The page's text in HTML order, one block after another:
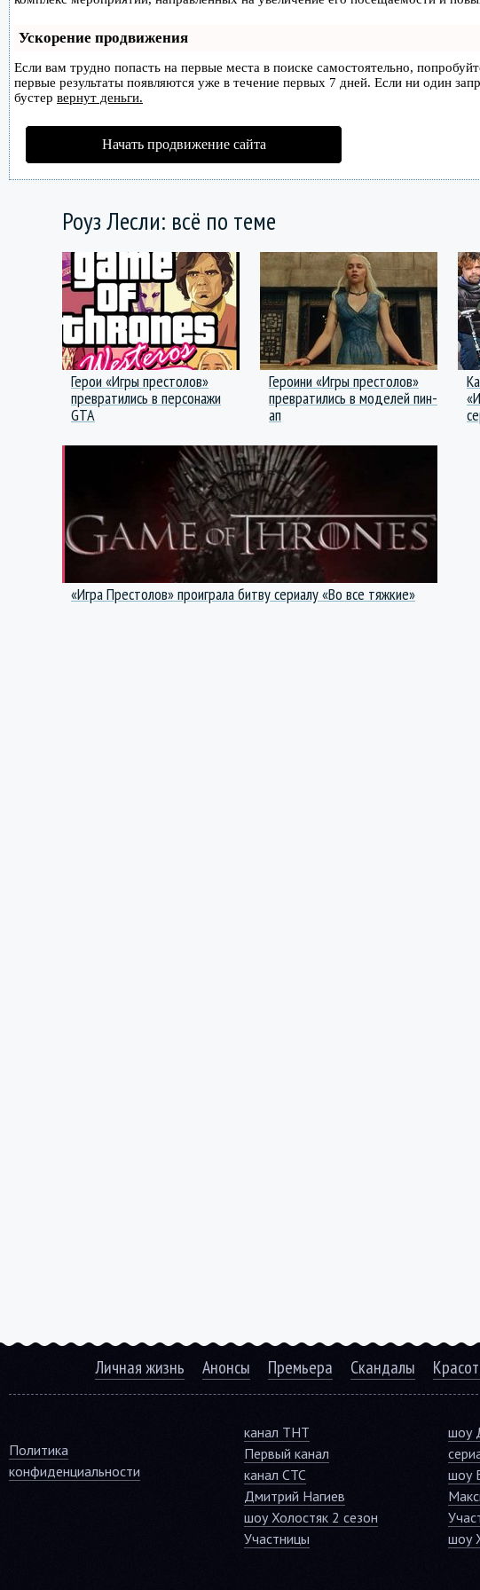
Ускорение продвижения
Если вам трудно попасть на первые места в поиске самостоятельно,
первые результаты появляются уже в течение первых 7 дней. Если ни один
бустер вернут деньги.
Начать продвижение сайта
Роуз Лесли: всё по теме
Герои «Игры престолов»
превратились в персонажи
GTA
Героини «Игры престолов»
превратились в моделей пин-
ап
«Игра Престолов» проиграла битву сериалу «Во все тяжкие»
Личная жизнь Анонсы Премьера Скандалы
Политика
конфиденциальности
канал ТНТ
Первый канал
канал СТС
Дмитрий Нагиев
шоу Холостяк 2 сезон
Участницы
шоу
шоу
шоу